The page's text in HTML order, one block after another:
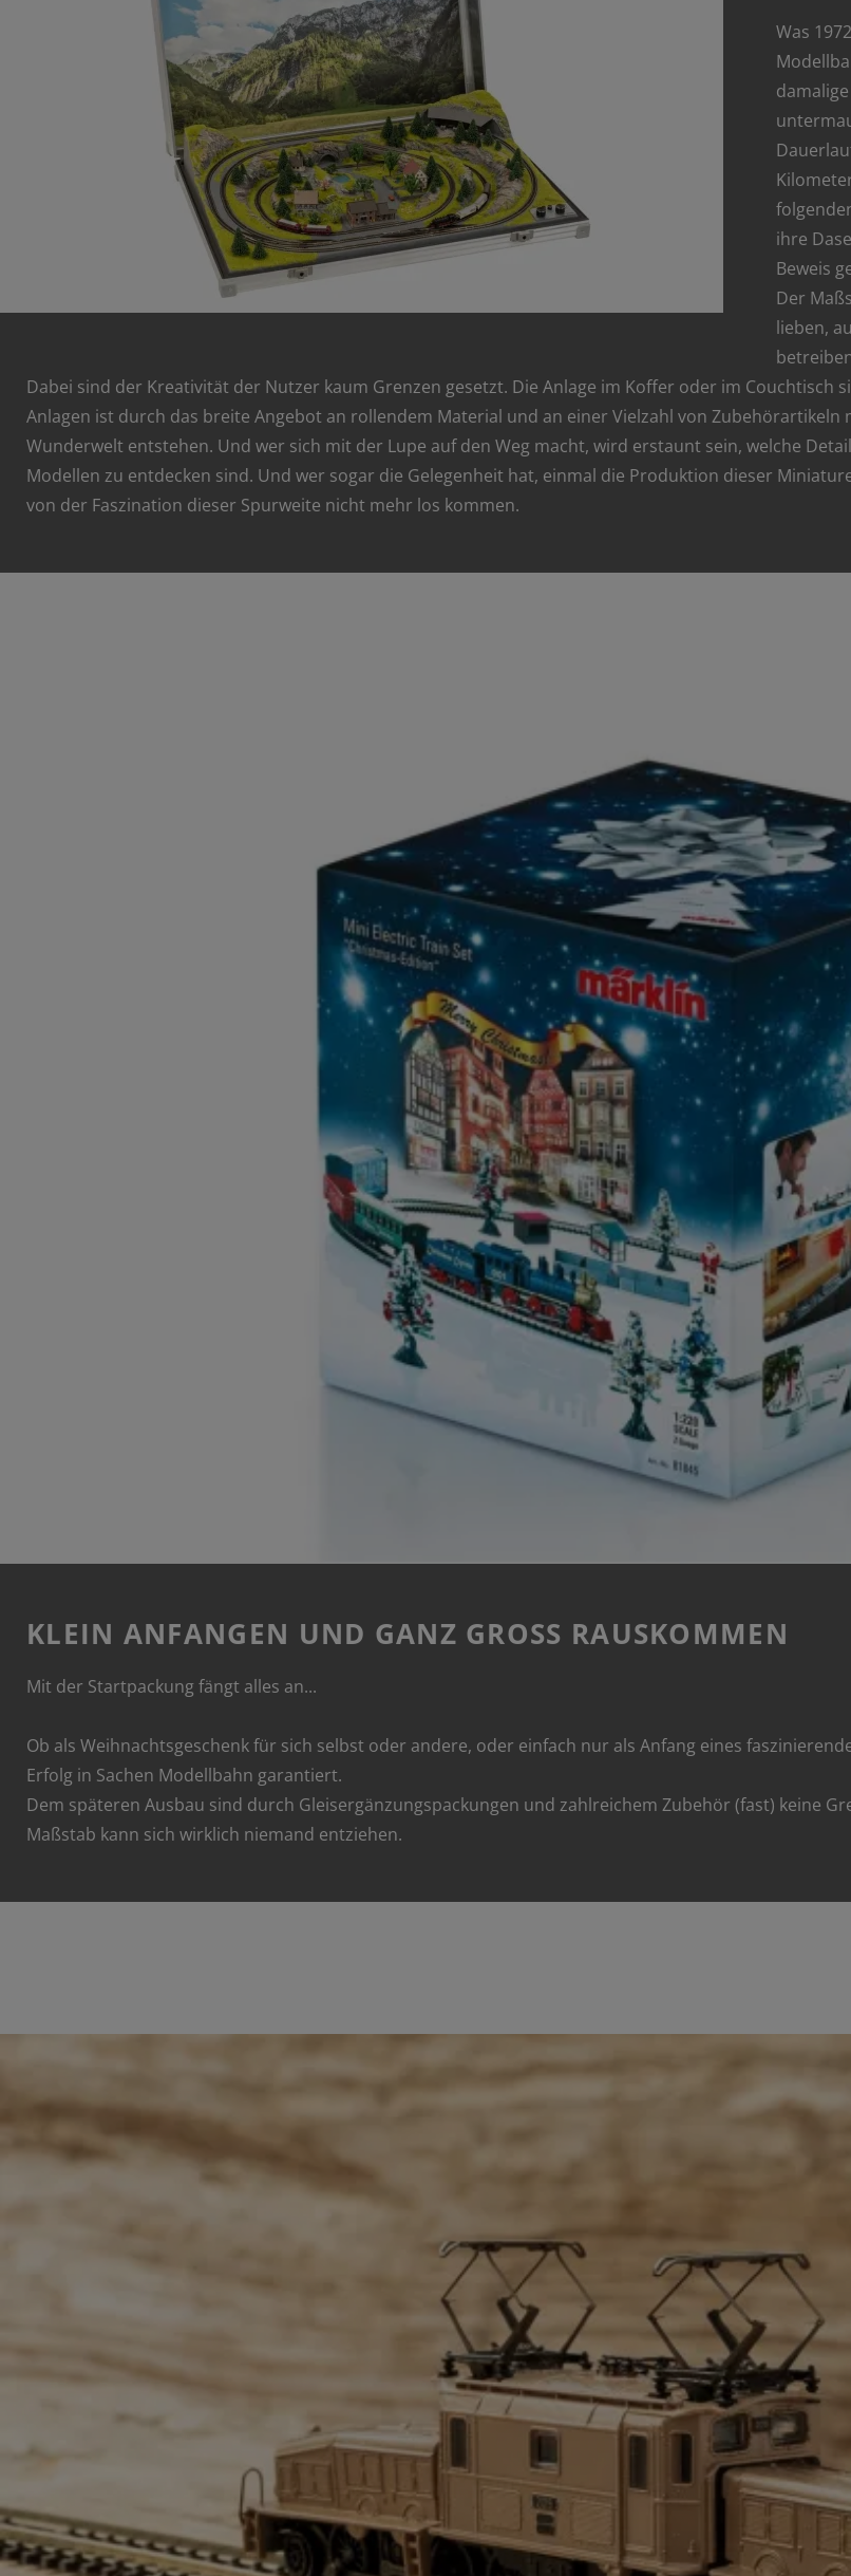
Was
ihre
Beweis
Der
lieben,
Dabei sind der Kreativität der Nutzer kaum Grenzen gesetzt. Die Anlage im Koffer oder im Couchtisch
Anlagen ist durch das breite Angebot an rollendem Material und an einer Vielzahl von
Wunderwelt entstehen. Und wer sich mit der Lupe auf den Weg macht, wird erstaunt sein, welche
Modellen zu entdecken sind. Und wer sogar die Gelegenheit hat, einmal die Produktion dieser
von der Faszination dieser Spurweite nicht mehr los kommen.
KLEIN ANFANGEN UND GANZ GROSS RAUSKOMMEN
Mit der Startpackung fängt alles an...
Ob als Weihnachtsgeschenk für sich selbst oder andere, oder einfach nur als Anfang eines
Erfolg in Sachen Modellbahn garantiert.
Dem späteren Ausbau sind durch Gleisergänzungspackungen und zahlreichem Zubehör (fast) keine
Maßstab kann sich wirklich niemand entziehen.